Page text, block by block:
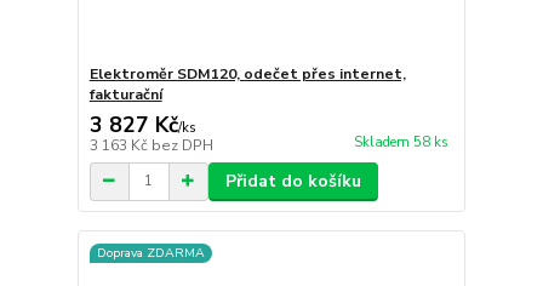
Elektroměr SDM120, odečet přes internet,
fakturační
3 827 Kč/ks
3 163 Kč bez DPH Skladem 58 ks
Přidat do košíku
Doprava ZDARMA